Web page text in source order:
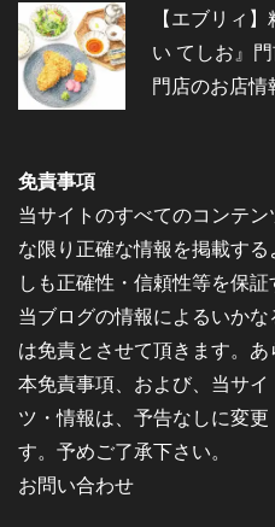
【エブリィ
い てしお』
門店のお店情
免責事項
当サイトのすべてのコンテ
な限り正確な情報を掲載す
しも正確性・信頼性等を保証
当ブログの情報によるいか
は免責とさせて頂きます。あ
本免責事項、および、当サ
ツ・情報は、予告なしに変
す。予めご了承下さい。
お問い合わせ